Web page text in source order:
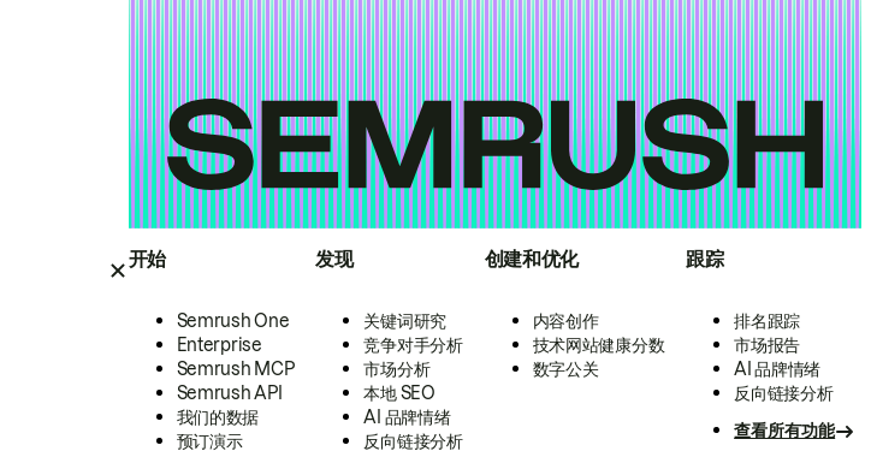
开始
Semrush One
Enterprise
Semrush MCP
Semrush API
我们的数据
预订演示
发现
关键词研究
竞争对手分析
市场分析
本地 SEO
AI 品牌情绪
反向链接分析
创建和优化
内容创作
技术网站健康分数
数字公关
跟踪
排名跟踪
市场报告
AI 品牌情绪
反向链接分析
查看所有功能